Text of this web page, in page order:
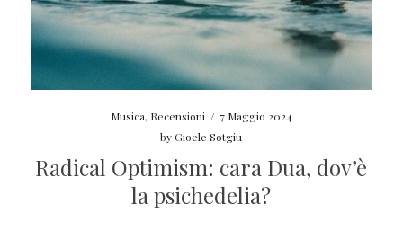
Musica, Recensioni / 7 Maggio 2024
byGioele Sotgiu
Radical Optimism: cara Dua, dov’è
la psichedelia?